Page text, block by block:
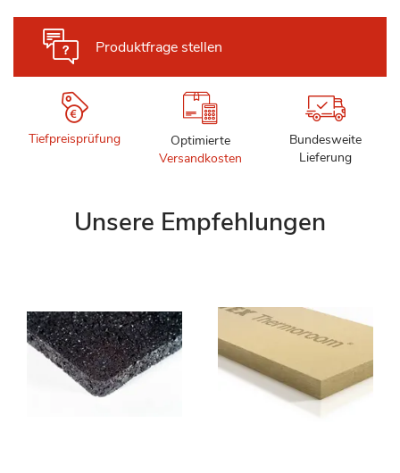
Produktfrage stellen
Tiefpreisprüfung
Optimierte
Versandkosten
Bundesweite
Lieferung
Unsere Empfehlungen